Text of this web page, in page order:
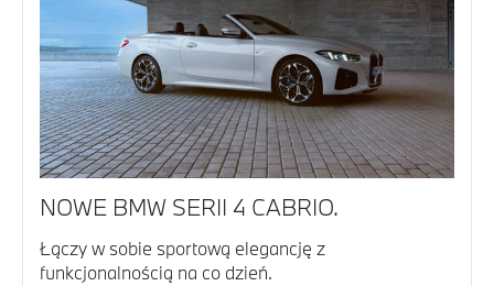
NOWE BMW SERII 4 CABRIO.
Łączy w sobie sportową elegancję z
funkcjonalnością na co dzień.